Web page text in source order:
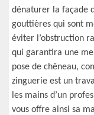
dénaturer la façade
gouttières qui sont
éviter l’obstruction
qui garantira une
pose de chêneau,
zinguerie est un
les mains d’un
vous offre ainsi sa